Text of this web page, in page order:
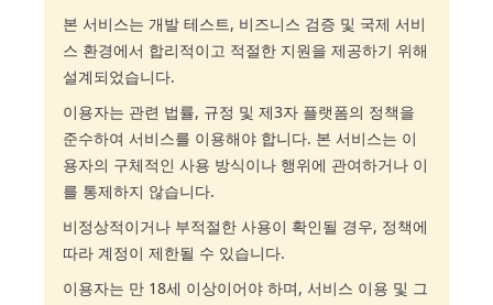
본 서비스는 개발 테스트, 비즈니스 검증 및 국제 서비
스 환경에서 합리적이고 적절한 지원을 제공하기 위해
설계되었습니다.
이용자는 관련 법률, 규정 및 제3자 플랫폼의 정책을
준수하여 서비스를 이용해야 합니다. 본 서비스는 이
용자의 구체적인 사용 방식이나 행위에 관여하거나 이
를 통제하지 않습니다.
비정상적이거나 부적절한 사용이 확인될 경우, 정책에
따라 계정이 제한될 수 있습니다.
이용자는 만 18세 이상이어야 하며, 서비스 이용 및 그